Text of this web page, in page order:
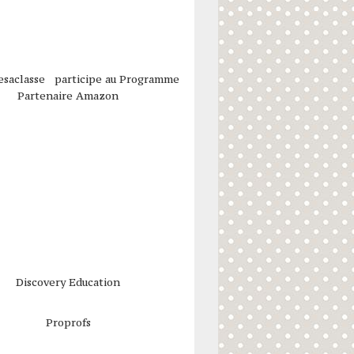
participe au Programme
Partenaire Amazon
Discovery Education
Proprofs